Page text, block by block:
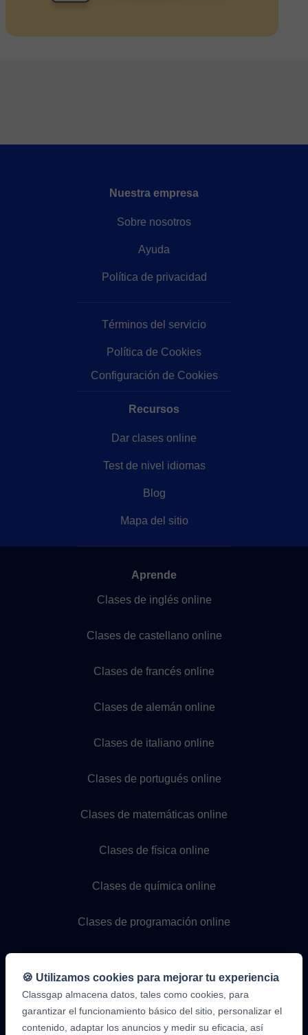
Nuestra empresa
Sobre nosotros
Ayuda
Política de privacidad
Términos del servicio
Política de Cookies
Configuración de Cookies
Recursos
Dar clases online
Test de nivel idiomas
Blog
Mapa del sitio
Aprende
Clases de inglés online
Clases de castellano online
Clases de francés online
Clases de alemán online
Clases de italiano online
Clases de portugués online
Clases de matemáticas online
Clases de física online
Clases de química online
Clases de programación online
🍪 Utilizamos cookies para mejorar tu experiencia
Classgap almacena datos, tales como cookies, para
garantizar el funcionamiento básico del sitio, personalizar el
contenido, adaptar los anuncios y medir su eficacia, así